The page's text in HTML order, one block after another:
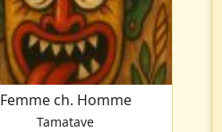
Femme ch. Homme
Tamatave